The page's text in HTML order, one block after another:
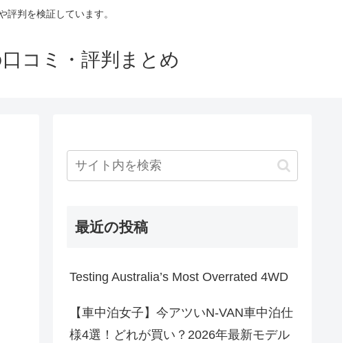
判を検証しています。
コミ・評判まとめ
最近の投稿
Testing Australia’s Most Overrated 4WD
【車中泊女子】今アツいN-VAN車中泊仕
様4選！どれが買い？2026年最新モデル